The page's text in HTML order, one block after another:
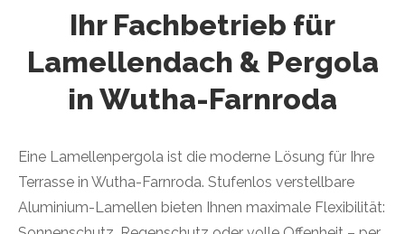
Ihr Fachbetrieb für
Lamellendach & Pergola
in Wutha-Farnroda
Eine Lamellenpergola ist die moderne Lösung für Ihre
Terrasse in Wutha-Farnroda. Stufenlos verstellbare
Aluminium-Lamellen bieten Ihnen maximale Flexibilität: